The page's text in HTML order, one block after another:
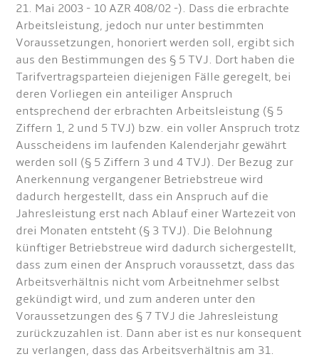
21. Mai 2003 - 10 AZR 408/02 -). Dass die erbrachte
Arbeitsleistung, jedoch nur unter bestimmten
Voraussetzungen, honoriert werden soll, ergibt sich
aus den Bestimmungen des § 5 TVJ. Dort haben die
Tarifvertragsparteien diejenigen Fälle geregelt, bei
deren Vorliegen ein anteiliger Anspruch
entsprechend der erbrachten Arbeitsleistung (§ 5
Ziffern 1, 2 und 5 TVJ) bzw. ein voller Anspruch trotz
Ausscheidens im laufenden Kalenderjahr gewährt
werden soll (§ 5 Ziffern 3 und 4 TVJ). Der Bezug zur
Anerkennung vergangener Betriebstreue wird
dadurch hergestellt, dass ein Anspruch auf die
Jahresleistung erst nach Ablauf einer Wartezeit von
drei Monaten entsteht (§ 3 TVJ). Die Belohnung
künftiger Betriebstreue wird dadurch sichergestellt,
dass zum einen der Anspruch voraussetzt, dass das
Arbeitsverhältnis nicht vom Arbeitnehmer selbst
gekündigt wird, und zum anderen unter den
Voraussetzungen des § 7 TVJ die Jahresleistung
zurückzuzahlen ist. Dann aber ist es nur konsequent
zu verlangen, dass das Arbeitsverhältnis am 31.